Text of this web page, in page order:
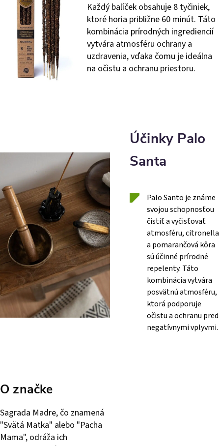
Každý balíček obsahuje 8 tyčiniek,
ktoré horia približne 60 minút. Táto
kombinácia prírodných ingrediencií
vytvára atmosféru ochrany a
uzdravenia, vďaka čomu je ideálna
na očistu a ochranu priestoru.
Účinky Palo
Santa
Palo Santo je známe
svojou schopnosťou
čistiť a vyčisťovať
atmosféru, citronella
a pomarančová kôra
sú účinné prírodné
repelenty. Táto
kombinácia vytvára
posvätnú atmosféru,
ktorá podporuje
očistu a ochranu pred
negatívnymi vplyvmi.
O značke
Sagrada Madre, čo znamená
"Svätá Matka" alebo "Pacha
Mama", odráža ich